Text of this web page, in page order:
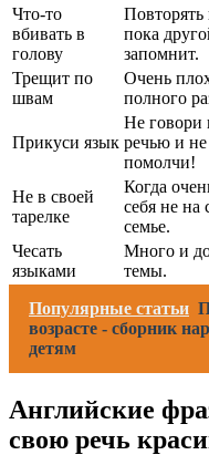
Что-то
вбивать в
голову
пока
запомнит.
Трещит по
швам
Очень
полного
Прикуси язык
Не говори
речью и
помолчи!
Не в своей
тарелке
Когда
себя не на
семье.
Чесать
языками
Много и
темы.
Популярные статьи
возрасте - сборник
детям
Английские
свою речь